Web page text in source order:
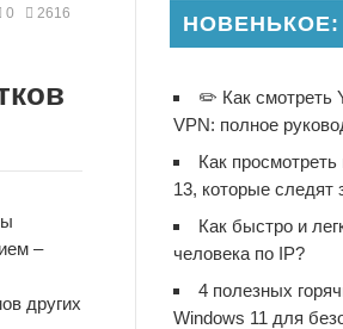
0 2616
–
других
НОВЕНЬКОЕ:
✏️ Как смотреть
VPN: полное
Как
13, которые следят
Как быстро и
человека по IP?
4 полезных
Windows 11 для